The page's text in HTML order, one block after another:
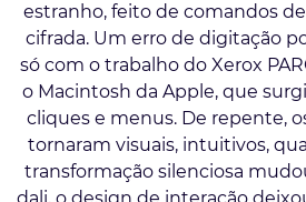
estranho, feito de comandos
cifrada. Um erro de digitação
só com o trabalho do Xerox
o Macintosh da Apple, que
cliques e menus. De repente,
tornaram visuais, intuitivos,
transformação silenciosa